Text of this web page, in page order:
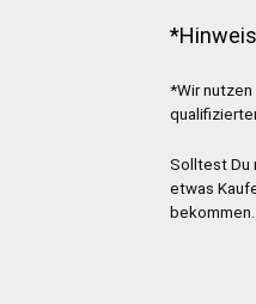
*Wir
Solltest Du
etwas